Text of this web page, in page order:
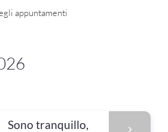
appuntamenti
Sono tranquillo,